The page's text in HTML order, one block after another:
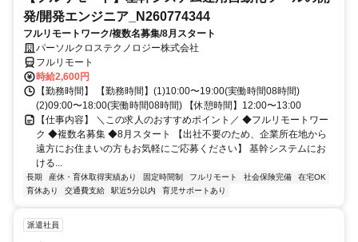
発/開発エンジニア_N260774344
フルリモートワーク/複数名募集/8月スタート
パーソルクロステクノロジー株式会社
フルリモート
時給2,600円
【勤務時間】 【勤務時間】(1)10:00〜19:00(実働時間08時間)
(2)09:00〜18:00(実働時間08時間) 【休憩時間】12:00〜13:00
【仕事内容】 ＼この求人のおすすめポイント／ ◆フルリモートワー
ク ◆複数名募集 ◆8月スタート 【出社不要のため、企業所在地から
遠方にお住まいの方もお気軽にご応募ください】 基幹システムにお
ける...
長期 産休・育休取得実績あり 固定時間制 フルリモート 社会保険完備
在宅OK
育休あり
交通費支給 駅近5分以内 育児サポートあり
派遣社員